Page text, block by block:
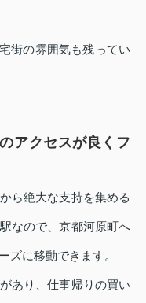
街の雰囲気も残ってい
アクセスが良くフ
ら絶大な支持を集める
なので、京都河原町へ
ズに移動できます。
あり、仕事帰りの買い